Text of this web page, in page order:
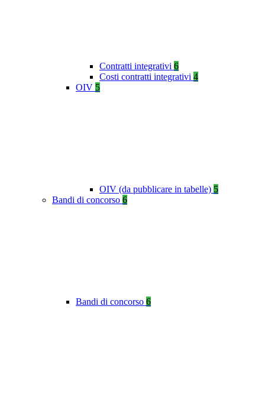
Contratti integrativi 6
Costi contratti integrativi 4
OIV 5
OIV (da pubblicare in tabelle) 5
Bandi di concorso 6
Bandi di concorso 6